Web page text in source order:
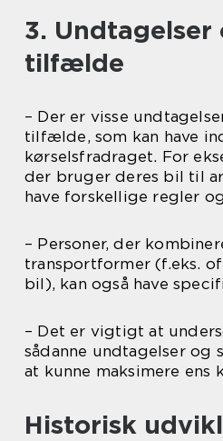
3. Undtagelser
tilfælde
– Der er visse
tilfælde, som kan have
kørselsfradraget. For
der bruger deres bil til
have forskellige regler
– Personer, der
transportformer (f.eks.
bil), kan også have
– Det er vigtigt at
sådanne undtagelser
at kunne maksimere ens
Historisk